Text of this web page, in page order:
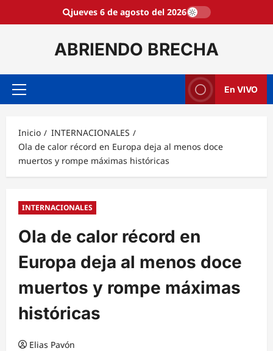
jueves 6 de agosto del 2026
ABRIENDO BRECHA
Menú
En VIVO
Inicio
INTERNACIONALES
Ola de calor récord en Europa deja al menos doce
muertos y rompe máximas históricas
INTERNACIONALES
Ola de calor récord en
Europa deja al menos doce
muertos y rompe máximas
históricas
Elias Pavón